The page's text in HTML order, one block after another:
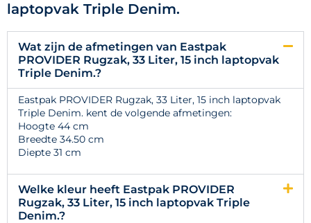
laptopvak Triple Denim.
Wat zijn de afmetingen van Eastpak
PROVIDER Rugzak, 33 Liter, 15 inch laptopvak
Triple Denim.?
Eastpak PROVIDER Rugzak, 33 Liter, 15 inch laptopvak
Triple Denim. kent de volgende afmetingen:
Hoogte 44 cm
Breedte 34.50 cm
Diepte 31 cm
Welke kleur heeft Eastpak PROVIDER
Rugzak, 33 Liter, 15 inch laptopvak Triple
Denim.?